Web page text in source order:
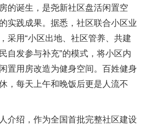
的诞生，是尧新社区盘活闲置空
实践成果。据悉，社区联合小区业
采用“小区出地、社区管养、共建
自发参与补充”的模式，将小区内
置用房改造为健身空间。百姓健身
，每天上午和晚饭后更是人流不
介绍，作为全国首批完整社区建设